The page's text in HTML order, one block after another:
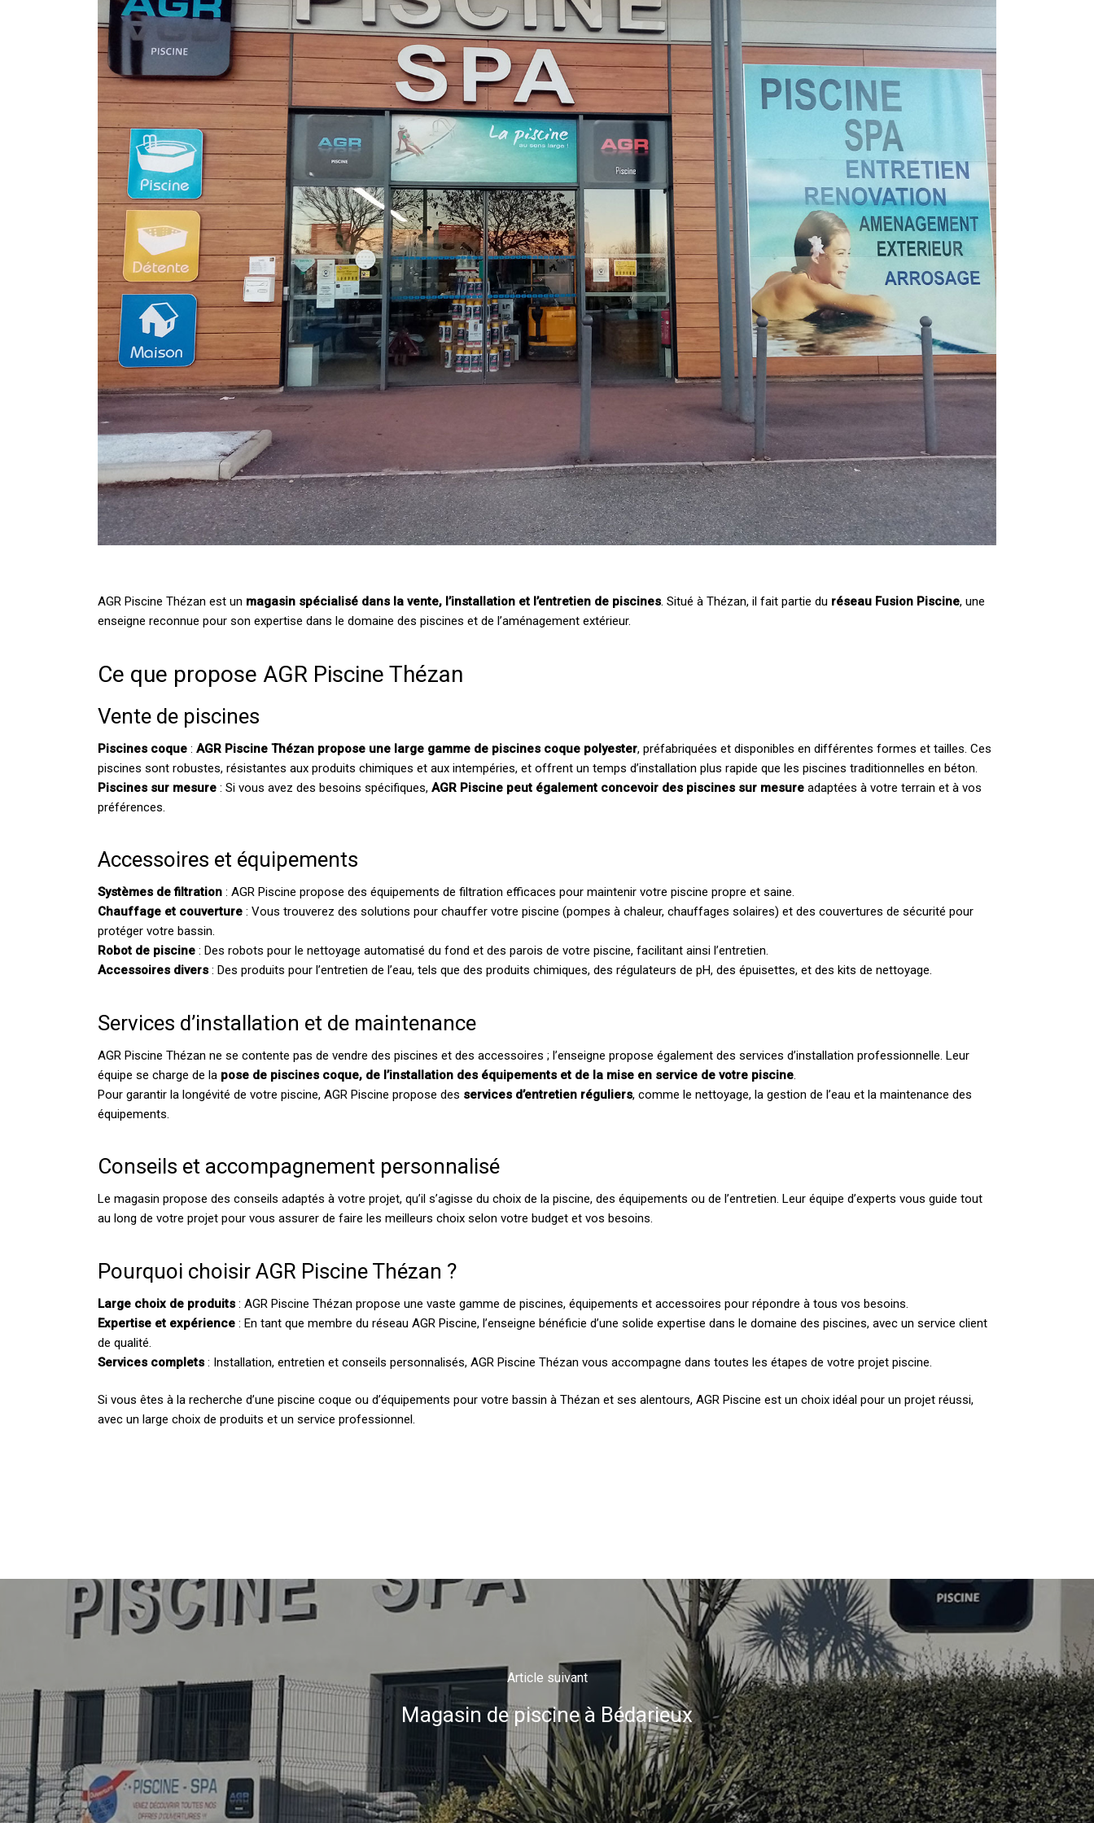
AGR Piscine Thézan est un magasin spécialisé dans la vente, l’installation et l’entretien de piscines. Situé à Thézan, il fait partie du réseau Fusion Piscine, une
enseigne reconnue pour son expertise dans le domaine des piscines et de l’aménagement extérieur.
Ce que propose AGR Piscine Thézan
Vente de piscines
Piscines coque : AGR Piscine Thézan propose une large gamme de piscines coque polyester, préfabriquées et disponibles en différentes formes et tailles. Ces
piscines sont robustes, résistantes aux produits chimiques et aux intempéries, et offrent un temps d’installation plus rapide que les piscines traditionnelles en béton.
Piscines sur mesure : Si vous avez des besoins spécifiques, AGR Piscine peut également concevoir des piscines sur mesure adaptées à votre terrain et à vos
préférences.
Accessoires et équipements
Systèmes de filtration : AGR Piscine propose des équipements de filtration efficaces pour maintenir votre piscine propre et saine.
Chauffage et couverture : Vous trouverez des solutions pour chauffer votre piscine (pompes à chaleur, chauffages solaires) et des couvertures de sécurité pour
protéger votre bassin.
Robot de piscine : Des robots pour le nettoyage automatisé du fond et des parois de votre piscine, facilitant ainsi l’entretien.
Accessoires divers : Des produits pour l’entretien de l’eau, tels que des produits chimiques, des régulateurs de pH, des épuisettes, et des kits de nettoyage.
Services d’installation et de maintenance
AGR Piscine Thézan ne se contente pas de vendre des piscines et des accessoires ; l’enseigne propose également des services d’installation professionnelle. Leur
équipe se charge de la pose de piscines coque, de l’installation des équipements et de la mise en service de votre piscine
Pour garantir la longévité de votre piscine, AGR Piscine propose des services d’entretien réguliers, comme le nettoyage, la gestion de l’eau et la maintenance des
équipements.
Conseils et accompagnement personnalisé
Le magasin propose des conseils adaptés à votre projet, qu’il s’agisse du choix de la piscine, des équipements ou de l’entretien. Leur équipe d’experts vous guide tout
au long de votre projet pour vous assurer de faire les meilleurs choix selon votre budget et vos besoins.
Pourquoi choisir AGR Piscine Thézan ?
Large choix de produits : AGR Piscine Thézan propose une vaste gamme de piscines, équipements et accessoires pour répondre à tous vos besoins.
Expertise et expérience : En tant que membre du réseau AGR Piscine, l’enseigne bénéficie d’une solide expertise dans le domaine des piscines, avec un service client
de qualité.
Services complets : Installation, entretien et conseils personnalisés, AGR Piscine Thézan vous accompagne dans toutes les étapes de votre projet piscine.
Si vous êtes à la recherche d’une piscine coque ou d’équipements pour votre bassin à Thézan et ses alentours, AGR Piscine est un choix idéal pour un projet réussi,
avec un large choix de produits et un service professionnel.
Article suivant
Magasin de piscine à Bédarieux